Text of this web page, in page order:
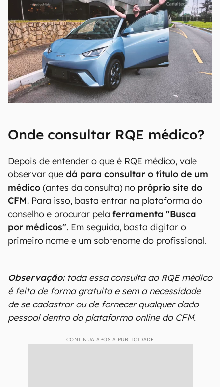
Onde consultar RQE médico?
Depois de entender o que é RQE médico, vale
observar que dá para consultar o título de um
médico (antes da consulta) no próprio site do
CFM. Para isso, basta entrar na plataforma do
conselho e procurar pela ferramenta "Busca
por médicos". Em seguida, basta digitar o
primeiro nome e um sobrenome do profissional.
Observação:toda essa consulta ao RQE médico
é feita de forma gratuita e sem a necessidade
de se cadastrar ou de fornecer qualquer dado
pessoal dentro da plataforma online do CFM.
CONTINUA APÓS A PUBLICIDADE